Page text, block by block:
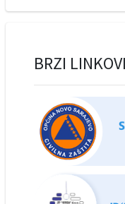
BRZI LINKOVI